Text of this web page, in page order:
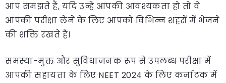
आप समझते हैं, यदि उन्हें आपकी आवश्यकता हो तो वे
आपकी परीक्षा लेने के लिए आपको विभिन्न शहरों में भेजने
की शक्ति रखते हैं।
समस्या-मुक्त और सुविधाजनक रूप से उपलब्ध परीक्षा में
आपकी सहायता के लिए NEET 2024 के लिए कर्नाटक में